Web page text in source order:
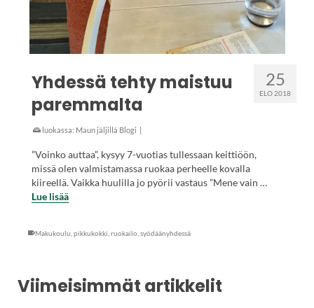
25
ELO 2018
Yhdessä tehty maistuu
paremmalta
luokassa: Maun jäljillä Blogi |
”Voinko auttaa”, kysyy 7-vuotias tullessaan keittiöön,
missä olen valmistamassa ruokaa perheelle kovalla
kiireellä. Vaikka huulilla jo pyörii vastaus ”Mene vain …
Lue lisää
Makukoulu pikkukokki ruokailo syödäänyhdessä
Viimeisimmät artikkelit